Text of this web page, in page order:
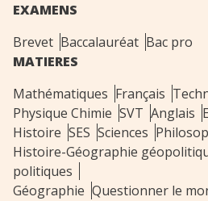
EXAMENS
Brevet Baccalauréat Bac pro
MATIERES
Mathématiques Français
Physique Chimie SVT Anglais
Histoire SES Sciences
Histoire-Géographie
politiques
Géographie Questionner le